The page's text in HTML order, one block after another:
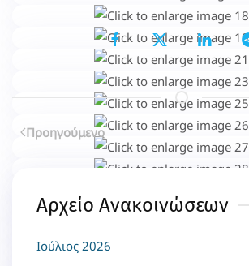
Επιλέγοντας κάποιο από τα κοινωνικά δίκτυα
Προηγούμενο
Αρχείο Ανακοινώσεων
Ιούλιος 2026